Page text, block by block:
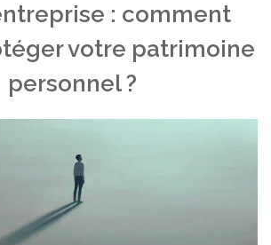
: comment
votre patrimoine
personnel ?